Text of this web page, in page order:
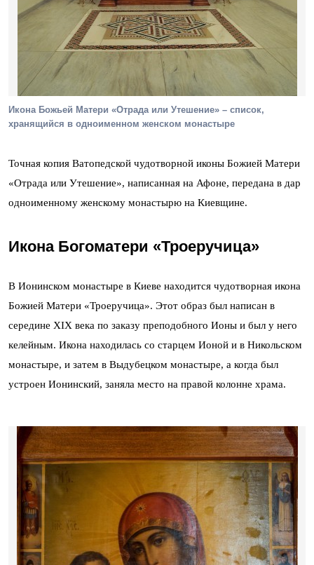
Икона Божьей Матери «Отрада или Утешение» – список,
хранящийся в одноименном женском монастыре
Точная копия Ватопедской чудотворной иконы Божией Матери
«Отрада или Утешение», написанная на Афоне, передана в дар
одноименному женскому монастырю на Киевщине.
Икона Богоматери «Троеручица»
В Ионинском монастыре в Киеве находится чудотворная икона
Божией Матери «Троеручица». Этот образ был написан в
середине ХІХ века по заказу преподобного Ионы и был у него
келейным. Икона находилась со старцем Ионой и в Никольском
монастыре, и затем в Выдубецком монастыре, а когда был
устроен Ионинский, заняла место на правой колонне храма.